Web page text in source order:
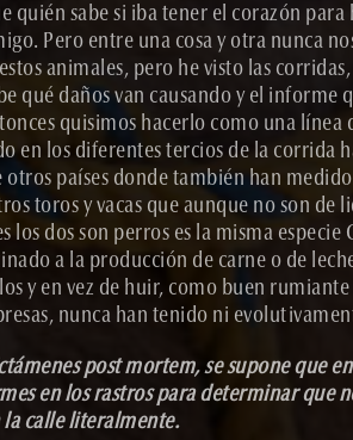
quién sabe si iba tener el corazón
Pero entre una cosa y otra nunca
animales, pero he visto las
qué daños van causando y el
quisimos hacerlo como una
en los diferentes tercios de la corrida
otros países donde también han
toros y vacas que aunque no son de
los dos son perros es la misma
a la producción de carne o de
y en vez de huir, como buen
nunca han tenido ni
post mortem, se supone que
en los rastros para determinar que
la calle literalmente.